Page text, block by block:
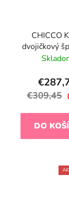
CHICCO
dvojičkový
Ohlala Twin
€309,45
DO